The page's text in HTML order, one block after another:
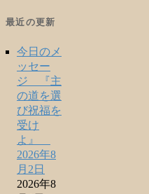
最近の更新
今日のメ
ッセー
ジ 『主
の道を選
び祝福を
受け
よ』
2026年8
月2日
2026年8